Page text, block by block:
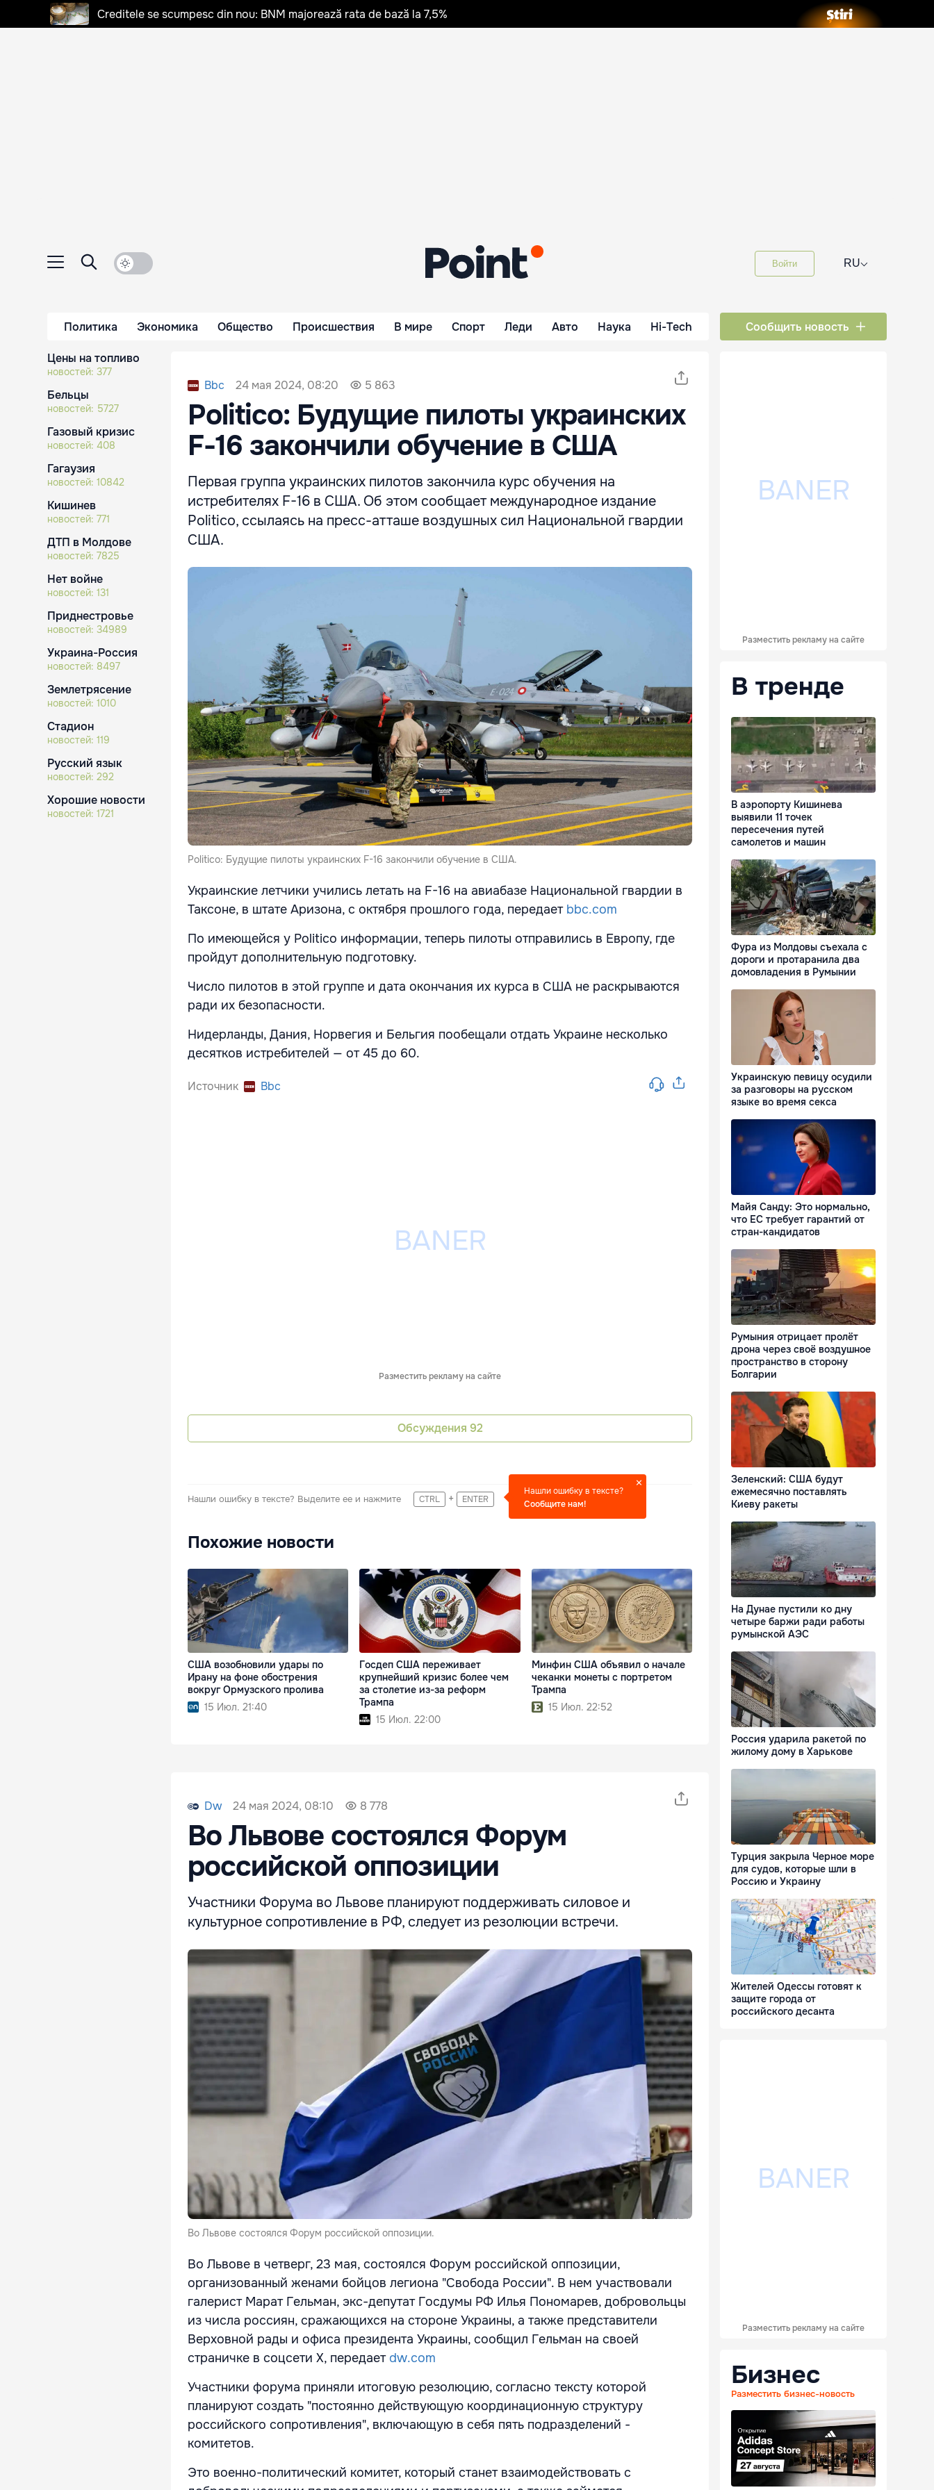
Creditele se scumpesc din nou: BNM majorează rata de bază la 7,5%
Войти RU⌵
Политика Экономика Общество Происшествия В мире Спорт Леди Авто Наука Hi-Tech Сообщить новость
Цены на топливо
новостей: 377
Бельцы
новостей: 5727
Газовый кризис
новостей: 408
Гагаузия
новостей: 10842
Кишинев
новостей: 771
ДТП в Молдове
новостей: 7825
Нет войне
новостей: 131
Приднестровье
новостей: 34989
Украина-Россия
новостей: 8497
Землетрясение
новостей: 1010
Стадион
новостей: 119
Русский язык
новостей: 292
Хорошие новости
новостей: 1721
Bbc 24 мая 2024, 08:20 5 863
Politico: Будущие пилоты украинских
F-16 закончили обучение в США
Первая группа украинских пилотов закончила курс обучения на
истребителях F-16 в США. Об этом сообщает международное издание
Politico, ссылаясь на пресс-атташе воздушных сил Национальной гвардии
США.
Politico: Будущие пилоты украинских F-16 закончили обучение в США.
Украинские летчики учились летать на F-16 на авиабазе Национальной гвардии в
Таксоне, в штате Аризона, с октября прошлого года, передает bbc.com
По имеющейся у Politico информации, теперь пилоты отправились в Европу, где
пройдут дополнительную подготовку.
Число пилотов в этой группе и дата окончания их курса в США не раскрываются
ради их безопасности.
Нидерланды, Дания, Норвегия и Бельгия пообещали отдать Украине несколько
десятков истребителей — от 45 до 60.
Источник Bbc
Разместить рекламу на сайте
Обсуждения 92
Нашли ошибку в тексте? Выделите ее и нажмите CTRL + ENTER
Нашли ошибку в тексте?
Сообщите нам!
Похожие новости
США возобновили удары по
Ирану на фоне обострения
вокруг Ормузского пролива
15 Июл. 21:40
Госдеп США переживает
крупнейший кризис более чем
за столетие из-за реформ
Трампа
15 Июл. 22:00
Минфин США объявил о начале
чеканки монеты с портретом
Трампа
15 Июл. 22:52
Dw 24 мая 2024, 08:10 8 778
Во Львове состоялся Форум
российской оппозиции
Участники Форума во Львове планируют поддерживать силовое и
культурное сопротивление в РФ, следует из резолюции встречи.
Во Львове состоялся Форум российской оппозиции.
Во Львове в четверг, 23 мая, состоялся Форум российской оппозиции,
организованный женами бойцов легиона "Свобода России". В нем участвовали
галерист Марат Гельман, экс-депутат Госдумы РФ Илья Пономарев, добровольцы
из числа россиян, сражающихся на стороне Украины, а также представители
Верховной рады и офиса президента Украины, сообщил Гельман на своей
страничке в соцсети X, передает dw.com
Участники форума приняли итоговую резолюцию, согласно тексту которой
планируют создать "постоянно действующую координационную структуру
российского сопротивления", включающую в себя пять подразделений -
комитетов.
Это военно-политический комитет, который станет взаимодействовать с
Разместить рекламу на сайте
В тренде
В аэропорту Кишинева
выявили 11 точек
пересечения путей
самолетов и машин
Фура из Молдовы съехала с
дороги и протаранила два
домовладения в Румынии
Украинскую певицу осудили
за разговоры на русском
языке во время секса
Майя Санду: Это нормально,
что ЕС требует гарантий от
стран-кандидатов
Румыния отрицает пролёт
дрона через своё воздушное
пространство в сторону
Болгарии
Зеленский: США будут
ежемесячно поставлять
Киеву ракеты
На Дунае пустили ко дну
четыре баржи ради работы
румынской АЭС
Россия ударила ракетой по
жилому дому в Харькове
Турция закрыла Черное море
для судов, которые шли в
Россию и Украину
Жителей Одессы готовят к
защите города от
российского десанта
Разместить рекламу на сайте
Бизнес
Разместить бизнес-новость